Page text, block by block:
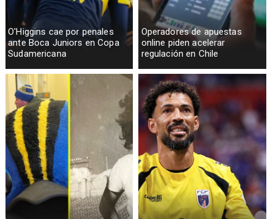
O'Higgins cae por penales
ante Boca Juniors en Copa
Sudamericana
Operadores de apuestas
online piden acelerar
regulación en Chile